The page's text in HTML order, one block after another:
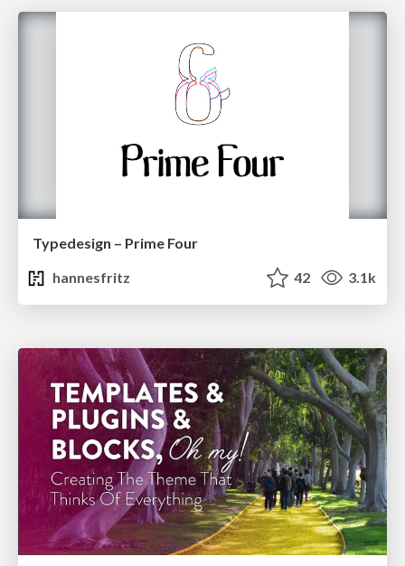
Typedesign – Prime Four
hannesfritz
42 3.1k